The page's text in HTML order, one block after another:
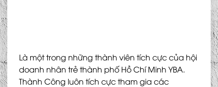
Là một trong những thành viên tích cực của hội
doanh nhân trẻ thành phố Hồ Chí Minh YBA.
Thành Công luôn tích cực tham gia các